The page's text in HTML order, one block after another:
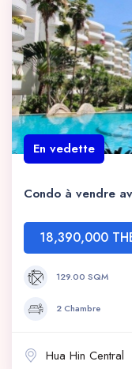
En vedette
Condo à vendre
18,390,000
129.00 SQM
2 Chambre
Hua Hin Central